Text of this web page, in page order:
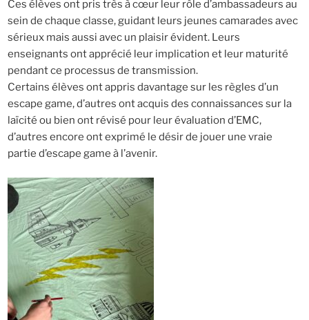
Ces élèves ont pris très à cœur leur rôle d’ambassadeurs au
sein de chaque classe, guidant leurs jeunes camarades avec
sérieux mais aussi avec un plaisir évident. Leurs
enseignants ont apprécié leur implication et leur maturité
pendant ce processus de transmission.
Certains élèves ont appris davantage sur les règles d’un
escape game, d’autres ont acquis des connaissances sur la
laïcité ou bien ont révisé pour leur évaluation d’EMC,
d’autres encore ont exprimé le désir de jouer une vraie
partie d’escape game à l’avenir.